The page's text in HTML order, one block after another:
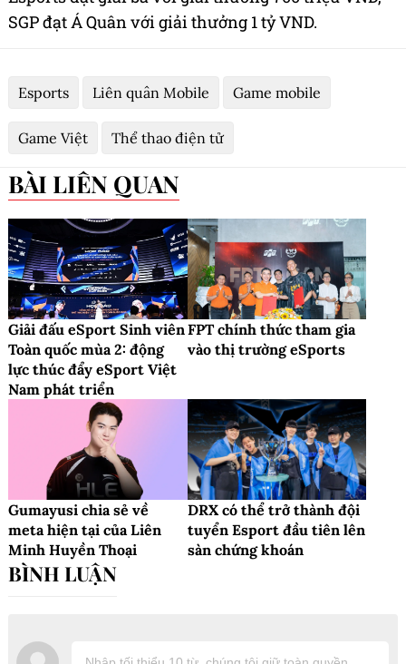
SGP đạt Á Quân với giải thưởng 1 tỷ VND.
Esports Liên quân Mobile Game mobile
Game Việt Thể thao điện tử
BÀI LIÊN QUAN
Giải đấu eSport Sinh viên
Toàn quốc mùa 2: động
lực thúc đẩy eSport Việt
Nam phát triển
FPT chính thức tham gia
vào thị trường eSports
Gumayusi chia sẻ về
meta hiện tại của Liên
Minh Huyền Thoại
DRX có thể trở thành đội
tuyển Esport đầu tiên lên
sàn chứng khoán